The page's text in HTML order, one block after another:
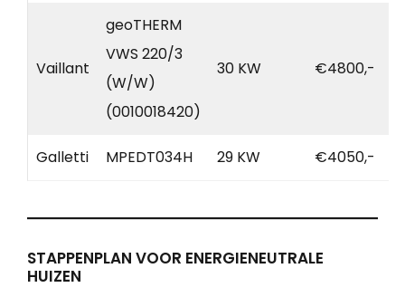
Vaillant
geoTHERM
VWS 220/3
(W/W)
(0010018420)
30 KW €4800,-
Galletti MPEDT034H 29 KW €4050,-
STAPPENPLAN VOOR ENERGIENEUTRALE
HUIZEN